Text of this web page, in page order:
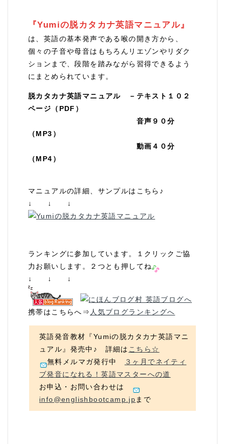
『Yumiの脱カタカナ英語マニュアル』
は、英語の基本発声である喉の開き方から、
個々の子音や母音はもちろんリエゾンやリダク
ションまで、段階を踏みながら習得できるよう
にまとめられています。
脱カタカナ英語マニュアル －テキスト１０２
ページ（PDF）
音声９０分
（MP3）
動画４０分
（MP4）
マニュアルの詳細、サンプルはこちら♪
↓ ↓ ↓
ランキングに参加しています。１クリックご協
力お願いします。２つとも押してね
↓ ↓ ↓
携帯はこちらへ⇒ 人気ブログランキングへ
英語発音教材『Yumiの脱カタカナ英語マニ
ュアル』発売中♪ 詳細は こちら☆
無料メルマガ発行中
３ヶ月でネイティ
ブ発音になれる！英語マスターへの道
お申込・お問い合わせは
info@englishbootcamp.jp まで